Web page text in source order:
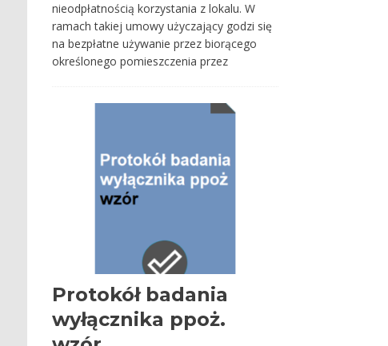
nieodpłatnością korzystania z lokalu. W
ramach takiej umowy użyczający godzi się
na bezpłatne używanie przez biorącego
określonego pomieszczenia przez
Protokół badania
wyłącznika ppoż.